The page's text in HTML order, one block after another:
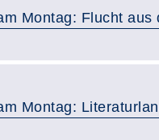
Montag: Flucht aus
Montag: